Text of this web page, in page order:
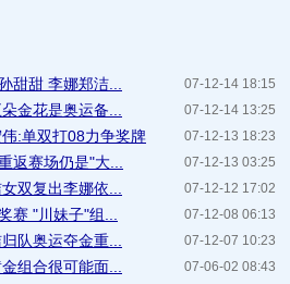
07-12-14 18:15
甜甜 李娜郑洁...
07-12-14 13:25
金花是奥运备...
07-12-13 18:23
:单双打08力争奖牌
07-12-13 03:25
返赛场仍是"大...
07-12-12 17:02
双复出李娜依...
07-12-08 06:13
赛 "川妹子"组...
07-12-07 10:23
队奥运夺金重...
07-06-02 08:43
组合很可能面...